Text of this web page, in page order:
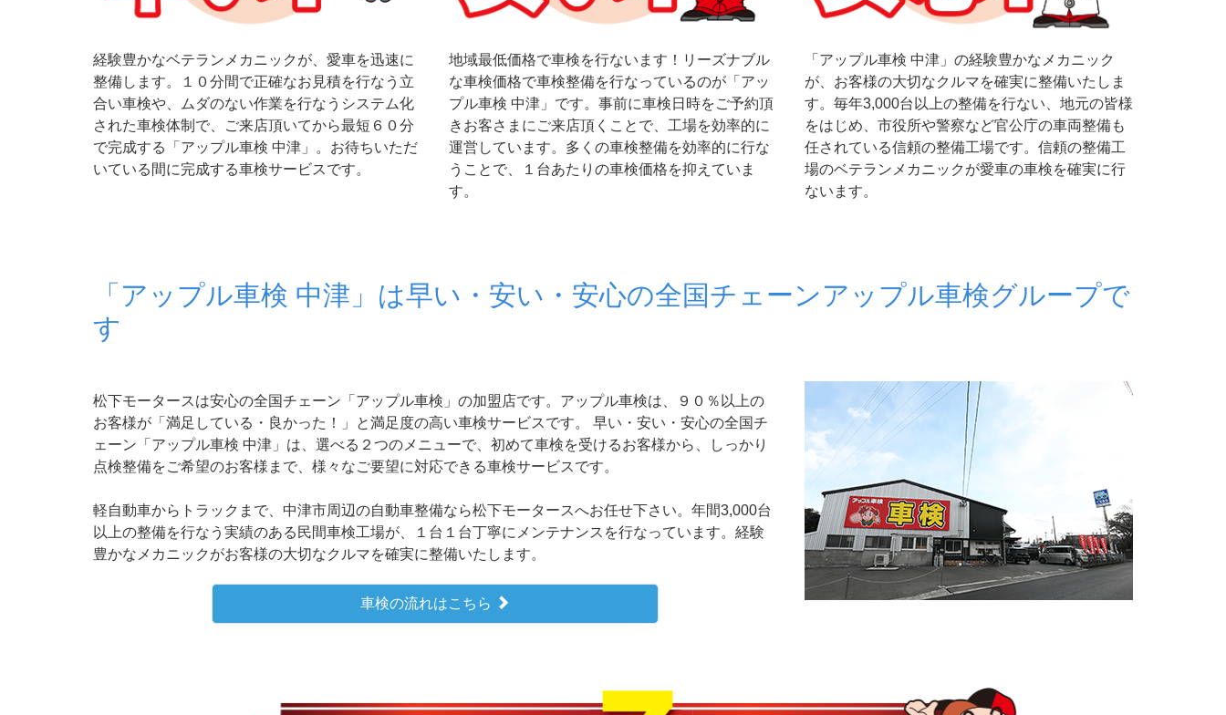
経験豊かなベテランメカニックが、愛車を迅速に
整備します。１０分間で正確なお見積を行なう立
合い車検や、ムダのない作業を行なうシステム化
された車検体制で、ご来店頂いてから最短６０分
で完成する「アップル車検 中津」。お待ちいただ
いている間に完成する車検サービスです。
地域最低価格で車検を行ないます！リーズナブル
な車検価格で車検整備を行なっているのが「アッ
プル車検 中津」です。事前に車検日時をご予約頂
きお客さまにご来店頂くことで、工場を効率的に
運営しています。多くの車検整備を効率的に行な
うことで、１台あたりの車検価格を抑えていま
す。
「アップル車検 中津」の経験豊かなメカニック
が、お客様の大切なクルマを確実に整備いたしま
す。毎年3,000台以上の整備を行ない、地元の皆様
をはじめ、市役所や警察など官公庁の車両整備も
任されている信頼の整備工場です。信頼の整備工
場のベテランメカニックが愛車の車検を確実に行
ないます。
「アップル車検 中津」は早い・安い・安心の全国チェーンアップル車検グループで
す
松下モータースは安心の全国チェーン「アップル車検」の加盟店です。アップル車検は、９０％以上の
お客様が「満足している・良かった！」と満足度の高い車検サービスです。 早い・安い・安心の全国チ
ェーン「アップル車検 中津」は、選べる２つのメニューで、初めて車検を受けるお客様から、しっかり
点検整備をご希望のお客様まで、様々なご要望に対応できる車検サービスです。
軽自動車からトラックまで、中津市周辺の自動車整備なら松下モータースへお任せ下さい。年間3,000台
以上の整備を行なう実績のある民間車検工場が、１台１台丁寧にメンテナンスを行なっています。経験
豊かなメカニックがお客様の大切なクルマを確実に整備いたします。
車検の流れはこちら